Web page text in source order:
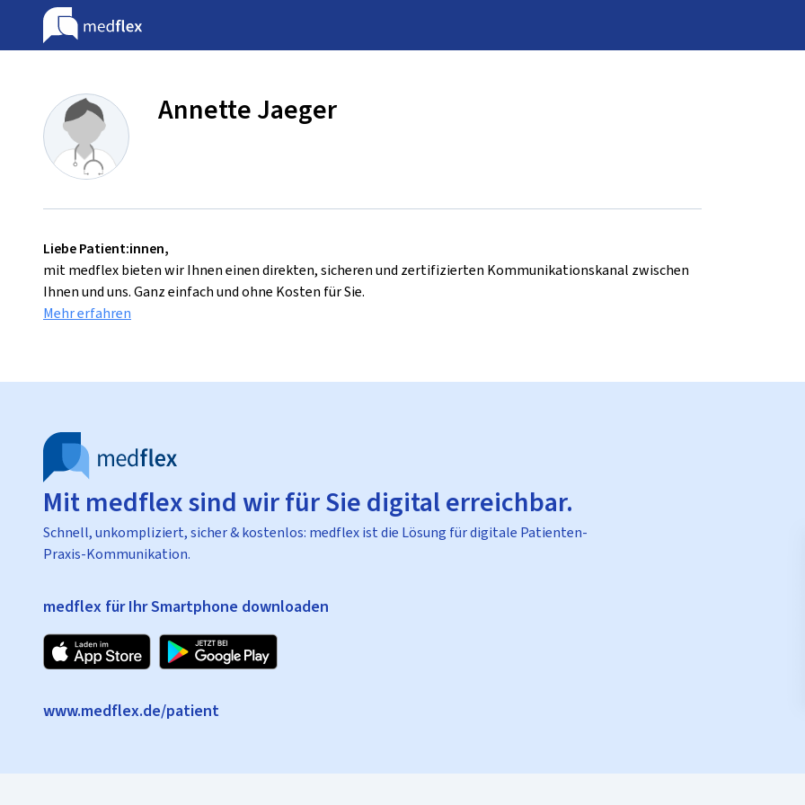
Annette Jaeger
Liebe Patient:innen,
mit medflex bieten wir Ihnen einen direkten, sicheren und zertifizierten Kommunikationskanal zwischen
Ihnen und uns. Ganz einfach und ohne Kosten für Sie.
Mehr erfahren
Mit medflex sind wir für Sie digital erreichbar.
Schnell, unkompliziert, sicher & kostenlos: medflex ist die Lösung für digitale Patienten-
Praxis-Kommunikation.
medflex für Ihr Smartphone downloaden
www.medflex.de/patient